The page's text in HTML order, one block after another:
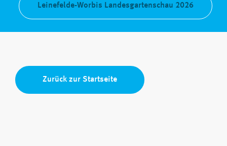
Leinefelde-Worbis Landesgartenschau 2026
Zurück zur Startseite